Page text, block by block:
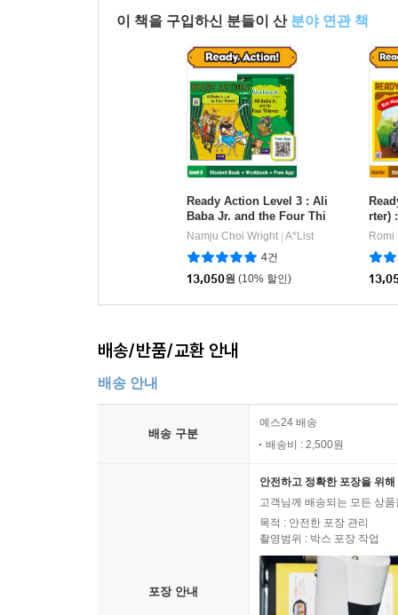
이 책을 구입하신 분들이 산 분야 연관 책
Ready Action Level 3 : Ali
Baba Jr. and the Four Thi
eves (SB+WB)
Namju Choi Wright | A*List
4건
13,050원 (10% 할인)
rter)
Romi
배송/반품/교환 안내
배송 안내
배송 구분
예스24 배송
배송비 : 2,500원
포장 안내
안전하고 정확한 포장을 위
고객님께 배송되는 모든 상
목적 : 안전한 포장 관리
촬영범위 : 박스 포장 작업